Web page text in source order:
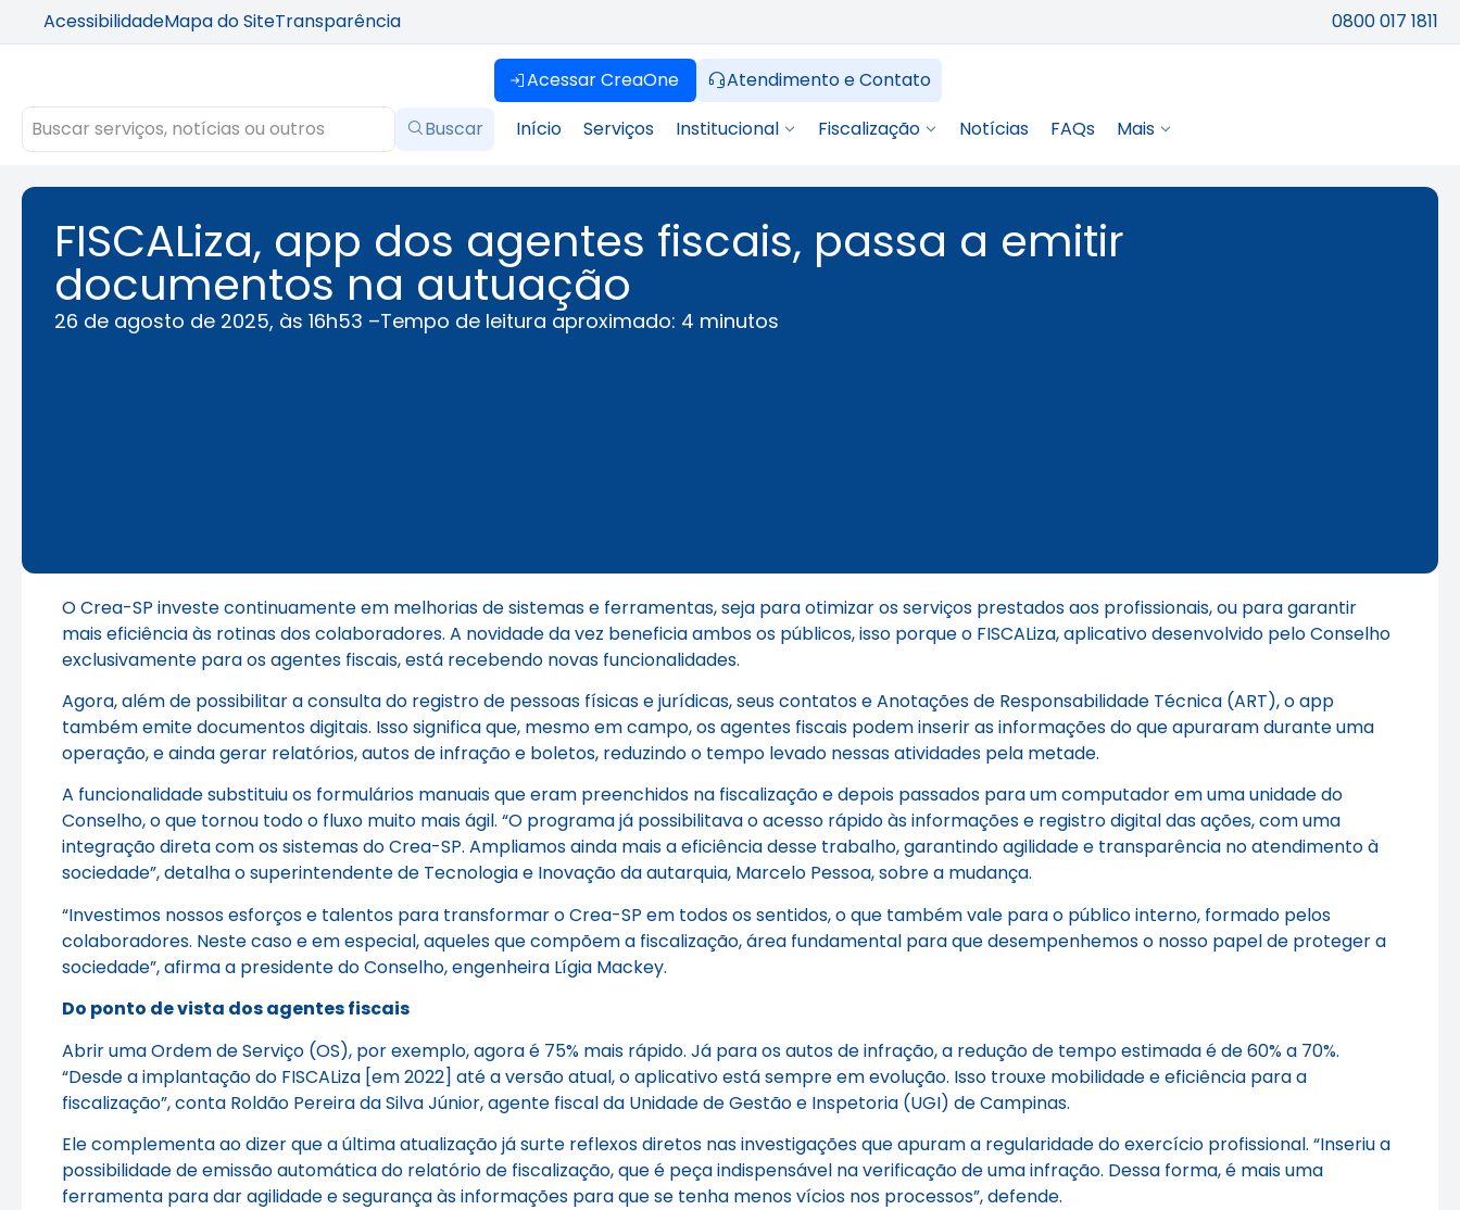
AcessibilidadeMapa do SiteTransparência 0800 017 1811
Acessar CreaOne
Atendimento e Contato
Buscar
Início Serviços Institucional Fiscalização Notícias FAQs Mais
FISCALiza, app dos agentes fiscais, passa a emitir
documentos na autuação
26 de agosto de 2025, às 16h53 –Tempo de leitura aproximado: 4 minutos
O Crea-SP investe continuamente em melhorias de sistemas e ferramentas, seja para otimizar os serviços prestados aos profissionais, ou para garantir
mais eficiência às rotinas dos colaboradores. A novidade da vez beneficia ambos os públicos, isso porque o FISCALiza, aplicativo desenvolvido pelo Conselho
exclusivamente para os agentes fiscais, está recebendo novas funcionalidades.
Agora, além de possibilitar a consulta do registro de pessoas físicas e jurídicas, seus contatos e Anotações de Responsabilidade Técnica (ART), o app
também emite documentos digitais. Isso significa que, mesmo em campo, os agentes fiscais podem inserir as informações do que apuraram durante uma
operação, e ainda gerar relatórios, autos de infração e boletos, reduzindo o tempo levado nessas atividades pela metade.
A funcionalidade substituiu os formulários manuais que eram preenchidos na fiscalização e depois passados para um computador em uma unidade do
Conselho, o que tornou todo o fluxo muito mais ágil. “O programa já possibilitava o acesso rápido às informações e registro digital das ações, com uma
integração direta com os sistemas do Crea-SP. Ampliamos ainda mais a eficiência desse trabalho, garantindo agilidade e transparência no atendimento à
sociedade”, detalha o superintendente de Tecnologia e Inovação da autarquia, Marcelo Pessoa, sobre a mudança.
“Investimos nossos esforços e talentos para transformar o Crea-SP em todos os sentidos, o que também vale para o público interno, formado pelos
colaboradores. Neste caso e em especial, aqueles que compõem a fiscalização, área fundamental para que desempenhemos o nosso papel de proteger a
sociedade”, afirma a presidente do Conselho, engenheira Lígia Mackey.
Do ponto de vista dos agentes fiscais
Abrir uma Ordem de Serviço (OS), por exemplo, agora é 75% mais rápido. Já para os autos de infração, a redução de tempo estimada é de 60% a 70%.
“Desde a implantação do FISCALiza [em 2022] até a versão atual, o aplicativo está sempre em evolução. Isso trouxe mobilidade e eficiência para a
fiscalização”, conta Roldão Pereira da Silva Júnior, agente fiscal da Unidade de Gestão e Inspetoria (UGI) de Campinas.
Ele complementa ao dizer que a última atualização já surte reflexos diretos nas investigações que apuram a regularidade do exercício profissional. “Inseriu a
possibilidade de emissão automática do relatório de fiscalização, que é peça indispensável na verificação de uma infração. Dessa forma, é mais uma
ferramenta para dar agilidade e segurança às informações para que se tenha menos vícios nos processos”, defende.